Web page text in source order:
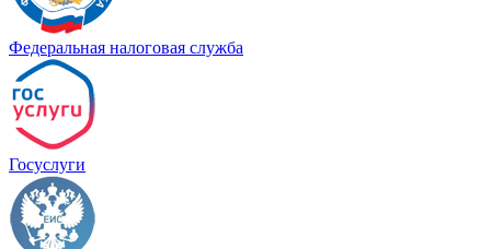
Федеральная налоговая служба
Госуслуги